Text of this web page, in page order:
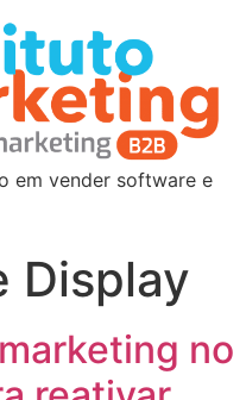
em vender software e
Display
no